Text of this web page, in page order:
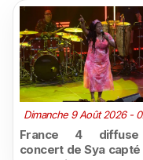
Dimanche 9 Août 2026 -
France 4
concert de Sya